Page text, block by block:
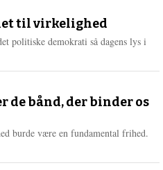
e
r
e
til virkelighed
politiske demokrati så dagens lys i
de bånd, der binder os
burde være en fundamental frihed.